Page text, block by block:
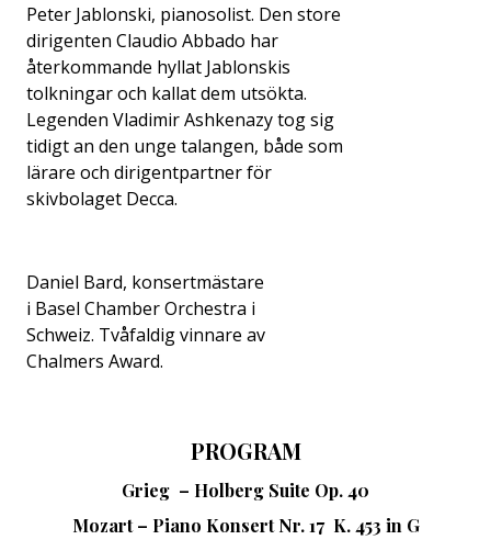
Peter Jablonski, pianosolist. Den store
dirigenten Claudio Abbado har
återkommande hyllat Jablonskis
tolkningar och kallat dem utsökta.
Legenden Vladimir Ashkenazy tog sig
tidigt an den unge talangen, både som
lärare och dirigentpartner för
skivbolaget Decca.
Daniel Bard, konsertmästare
i Basel Chamber Orchestra i
Schweiz. Tvåfaldig vinnare av
Chalmers Award.
PROGRAM
Grieg – Holberg Suite Op. 40
Mozart – Piano Konsert Nr. 17 K. 453 in G